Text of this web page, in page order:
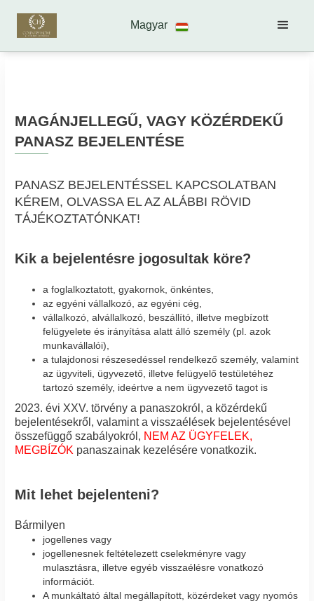
Magyar
MAGÁNJELLEGŰ, VAGY KÖZÉRDEKŰ
PANASZ BEJELENTÉSE
PANASZ BEJELENTÉSSEL KAPCSOLATBAN
KÉREM, OLVASSA EL AZ ALÁBBI RÖVID
TÁJÉKOZTATÓNKAT!
Kik a bejelentésre jogosultak köre?
a foglalkoztatott, gyakornok, önkéntes,
az egyéni vállalkozó, az egyéni cég,
vállalkozó, alvállalkozó, beszállító, illetve megbízott
felügyelete és irányítása alatt álló személy (pl. azok
munkavállalói),
a tulajdonosi részesedéssel rendelkező személy, valamint
az ügyviteli, ügyvezető, illetve felügyelő testületéhez
tartozó személy, ideértve a nem ügyvezető tagot is
2023. évi XXV. törvény a panaszokról, a közérdekű
bejelentésekről, valamint a visszaélések bejelentésével
összefüggő szabályokról, NEM AZ ÜGYFELEK,
MEGBÍZÓK panaszainak kezelésére vonatkozik.
Mit lehet bejelenteni?
Bármilyen
jogellenes vagy
jogellenesnek feltételezett cselekményre vagy
mulasztásra, illetve egyéb visszaélésre vonatkozó
információt.
A munkáltató által megállapított, közérdeket vagy nyomós